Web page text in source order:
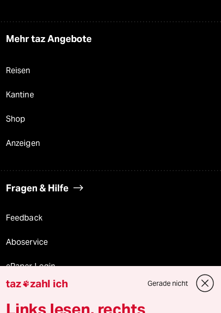
Mehr taz Angebote
Reisen
Kantine
Shop
Anzeigen
Fragen & Hilfe
Feedback
Aboservice
ePaper Login
Downloads für Abonnierende
taz zahl ich Gerade nicht